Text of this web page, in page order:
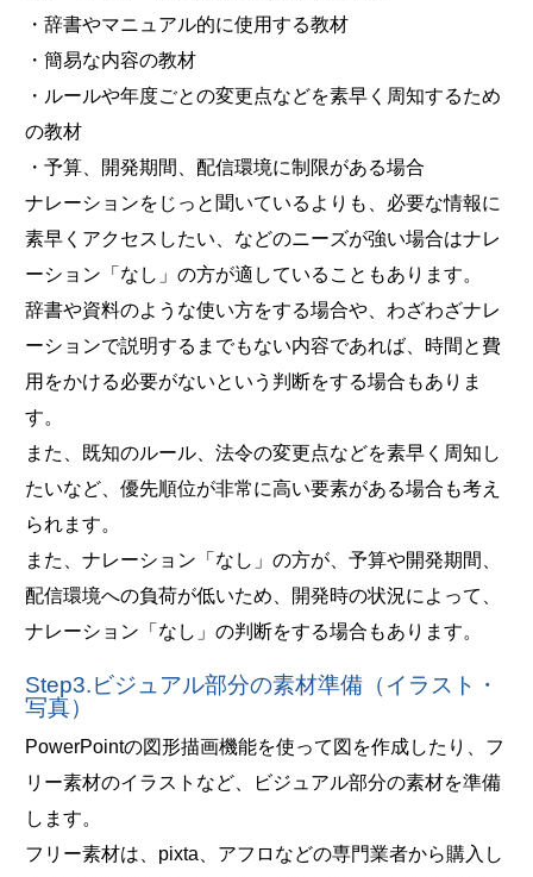
・辞書やマニュアル的に使用する教材
・簡易な内容の教材
・ルールや年度ごとの変更点などを素早く周知するため
の教材
・予算、開発期間、配信環境に制限がある場合
ナレーションをじっと聞いているよりも、必要な情報に
素早くアクセスしたい、などのニーズが強い場合はナレ
ーション「なし」の方が適していることもあります。
辞書や資料のような使い方をする場合や、わざわざナレ
ーションで説明するまでもない内容であれば、時間と費
用をかける必要がないという判断をする場合もありま
す。
また、既知のルール、法令の変更点などを素早く周知し
たいなど、優先順位が非常に高い要素がある場合も考え
られます。
また、ナレーション「なし」の方が、予算や開発期間、
配信環境への負荷が低いため、開発時の状況によって、
ナレーション「なし」の判断をする場合もあります。
Step3.ビジュアル部分の素材準備（イラスト・
写真）
PowerPointの図形描画機能を使って図を作成したり、フ
リー素材のイラストなど、ビジュアル部分の素材を準備
します。
フリー素材は、pixta、アフロなどの専門業者から購入し